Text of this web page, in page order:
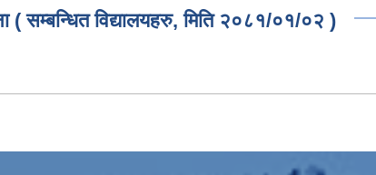
( सम्बन्धित विद्यालयहरु, मिति २०८१/०१/०२ )